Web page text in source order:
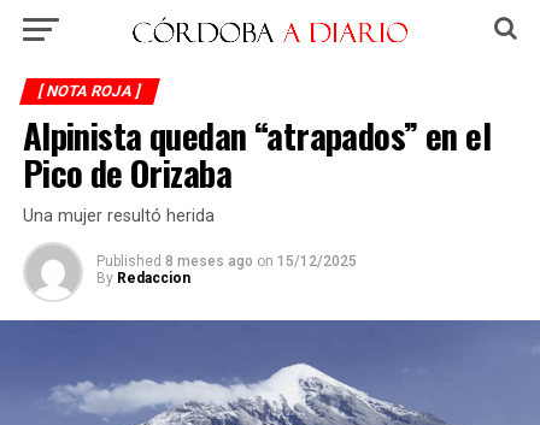
[ NOTA ROJA ]
Alpinista quedan “atrapados” en el
Pico de Orizaba
Una mujer resultó herida
Published 8 meses ago on 15/12/2025
By Redaccion